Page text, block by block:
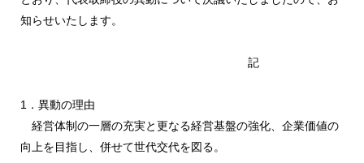
知らせいたします。
記
1．異動の理由
経営体制の一層の充実と更なる経営基盤の強化、企業価値の
向上を目指し、併せて世代交代を図る。